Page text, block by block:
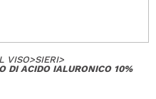
VISO>SIERI>
DI ACIDO IALURONICO 10%